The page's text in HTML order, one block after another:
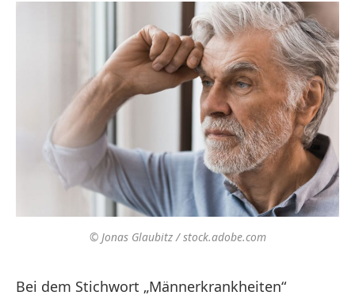
© Jonas Glaubitz / stock.adobe.com
Bei dem Stichwort „Männerkrankheiten“